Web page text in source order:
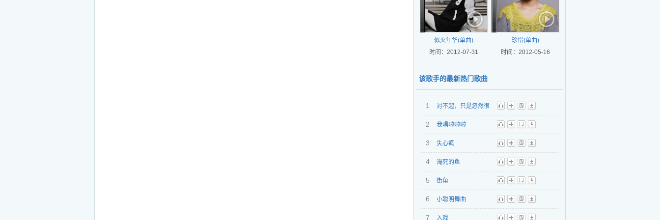
似火年华(单曲)
时间：2012-07-31
珍惜(单曲)
时间：2012-05-16
该歌手的最新热门歌曲
1 对不起，只是忽然很
想你
听 播 歌 下
2
我唱啦啦啦
听
播 歌 下
3
失心疯
听
播 歌 下
4
淹死的鱼
听
播 歌 下
5
街角
听
播 歌 下
6
小聪明舞曲
听
播 歌 下
7 入戏